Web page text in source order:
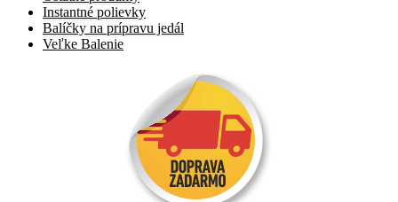
Instantné polievky
Balíčky na prípravu jedál
Veľke Balenie